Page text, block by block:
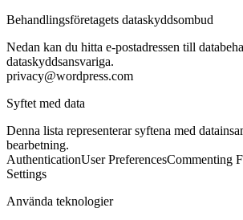
Behandlingsföretagets dataskyddsombud
Nedan kan du hitta e-postadressen till
dataskyddsansvariga.
privacy@wordpress.com
Syftet med data
Denna lista representerar syftena med
bearbetning.
AuthenticationUser PreferencesCommenting
Settings
Använda teknologier